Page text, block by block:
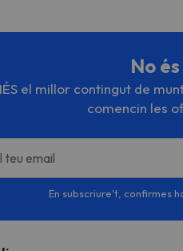
No
el millor contingut de
comencin les
teu email
En subscriure't, confirmes